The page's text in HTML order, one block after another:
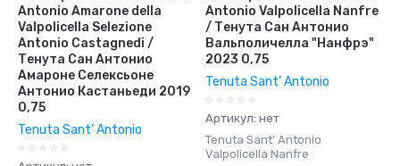
Antonio Amarone della
Valpolicella Selezione
Antonio Castagnedi /
Тенута Сан Антонио
Амароне Селексьоне
Антонио Кастаньеди 2019
0,75
Tenuta Sant’ Antonio
Antonio Valpolicella Nanfre
/ Тенута Сан Антонио
Вальполичелла "Нанфрэ"
2023 0,75
Tenuta Sant’ Antonio
Артикул: нет
Tenuta Sant’ Antonio
Valpolicella Nanfre